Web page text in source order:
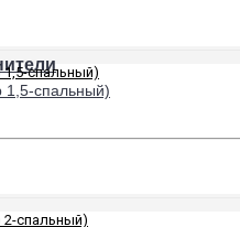
1,5-спальный)